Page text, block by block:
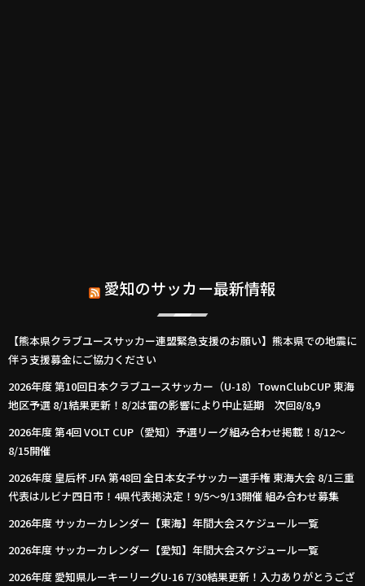
愛知のサッカー最新情報
【熊本県クラブユースサッカー連盟緊急支援のお願い】熊本県での地震に
伴う支援募金にご協力ください
2026年度 第10回日本クラブユースサッカー（U-18）TownClubCUP 東海
地区予選 8/1結果更新！8/2は雷の影響により中止延期 次回8/8,9
2026年度 第4回 VOLT CUP（愛知）予選リーグ組み合わせ掲載！8/12～
8/15開催
2026年度 皇后杯 JFA 第48回 全日本女子サッカー選手権 東海大会 8/1三重
代表はルビナ四日市！4県代表掲決定！9/5～9/13開催 組み合わせ募集
2026年度 サッカーカレンダー【東海】年間大会スケジュール一覧
2026年度 サッカーカレンダー【愛知】年間大会スケジュール一覧
2026年度 愛知県ルーキーリーグU-16 7/30結果更新！入力ありがとうござ